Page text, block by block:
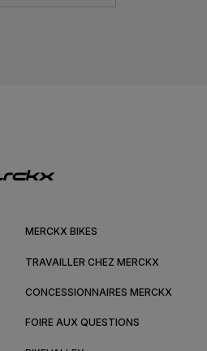
MERCKX BIKES
TRAVAILLER CHEZ MERCKX
CONCESSIONNAIRES MERCKX
FOIRE AUX QUESTIONS